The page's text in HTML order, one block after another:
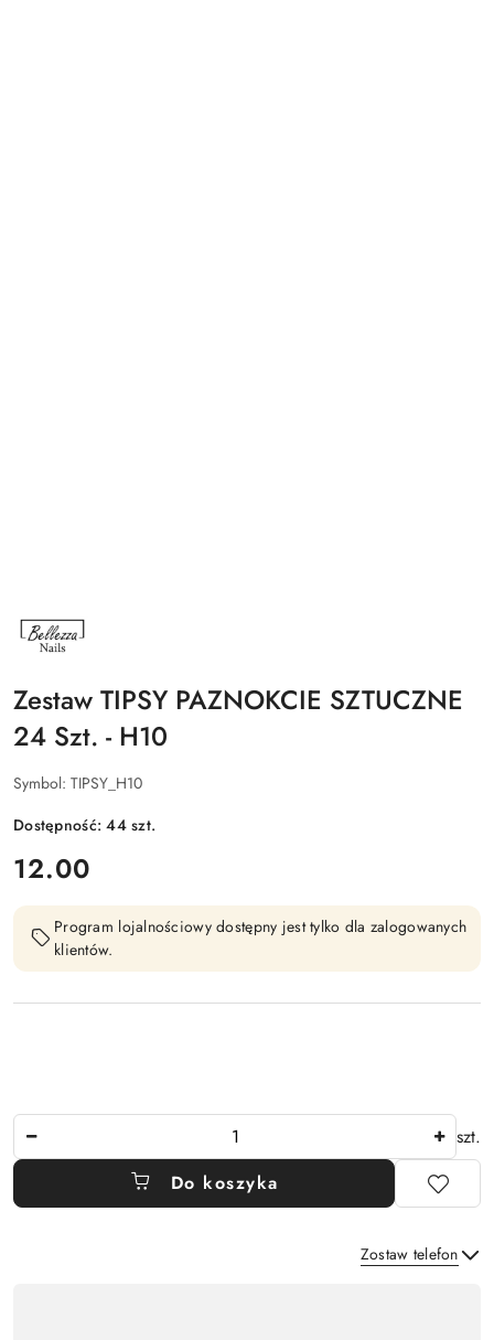
NAZWA
PRODUCENTA:
BELLEZZA
Zestaw TIPSY PAZNOKCIE SZTUCZNE
24 Szt. - H10
Symbol: TIPSY_H10
Dostępność:44szt.
cena:
12.00
Program lojalnościowy dostępny jest tylko dla zalogowanych
klientów.
szt.
Do koszyka
Zostaw telefon